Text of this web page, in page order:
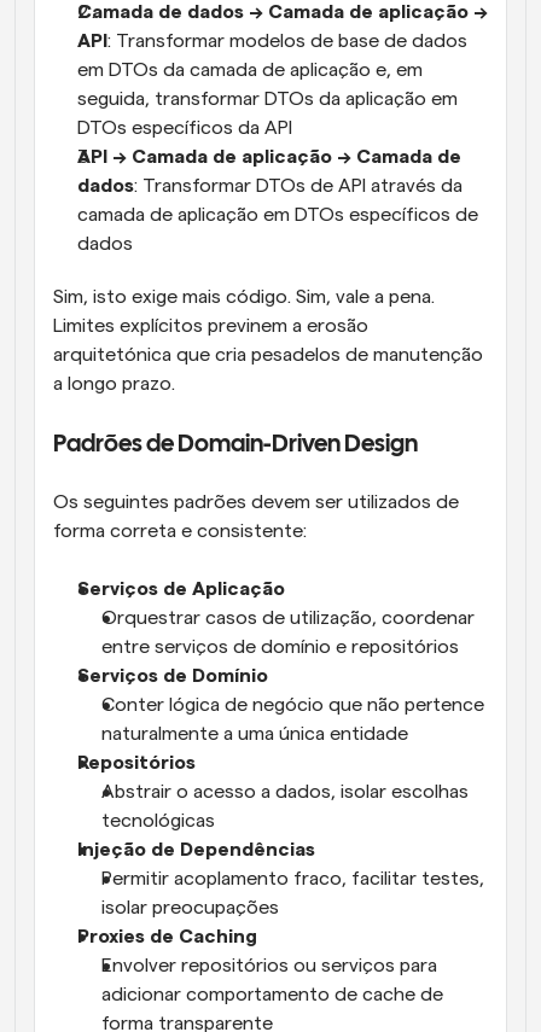
Camada de dados → Camada de aplicação →
API : Transformar modelos de base de dados
em DTOs da camada de aplicação e, em
seguida, transformar DTOs da aplicação em
DTOs específicos da API
API → Camada de aplicação → Camada de
dados: Transformar DTOs de API através da
camada de aplicação em DTOs específicos de
dados
Sim, isto exige mais código. Sim, vale a pena.
Limites explícitos previnem a erosão
arquitetónica que cria pesadelos de manutenção
a longo prazo.
Padrões de Domain-Driven Design
Os seguintes padrões devem ser utilizados de
forma correta e consistente:
Serviços de Aplicação
Orquestrar casos de utilização, coordenar
entre serviços de domínio e repositórios
Serviços de Domínio
Conter lógica de negócio que não pertence
naturalmente a uma única entidade
Repositórios
Abstrair o acesso a dados, isolar escolhas
tecnológicas
Injeção de Dependências
Permitir acoplamento fraco, facilitar testes,
isolar preocupações
Proxies de Caching
Envolver repositórios ou serviços para
adicionar comportamento de cache de
forma transparente